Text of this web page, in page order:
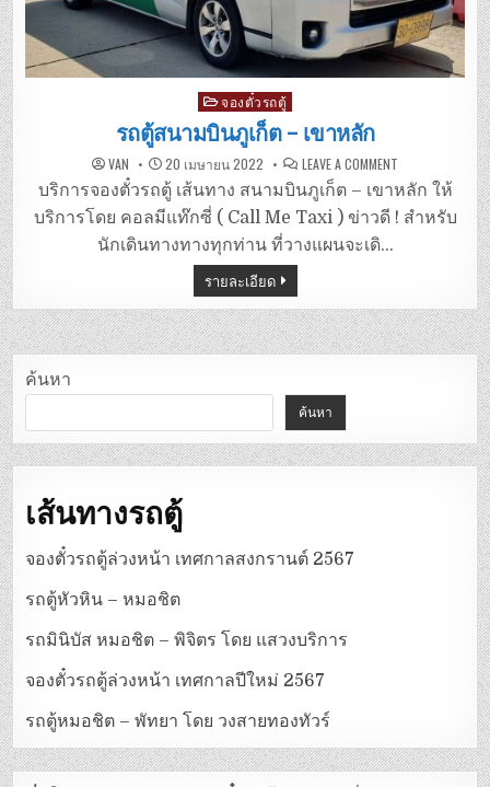
Posted
in
จองตั๋วรถตู้
รถตู้สนามบินภูเก็ต – เขาหลัก
VAN 20 เมษายน 2022 LEAVE A COMMENT
ตู้
สนาม
บิน
ภูเก็ต
บริการจองตั๋วรถตู้ เส้นทาง สนามบินภูเก็ต – เขาหลัก ให้
บริการโดย คอลมีแท๊กซี่ ( Call Me Taxi ) ข่าวดี ! สำหรับ
นักเดินทางทางทุกท่าน ที่วางแผนจะเดิ…
รายละเอียด
ค้นหา
ค้นหา
เส้นทางรถตู้
จองตั๋วรถตู้ล่วงหน้า เทศกาลสงกรานต์ 2567
รถตู้หัวหิน – หมอชิต
รถมินิบัส หมอชิต – พิจิตร โดย แสวงบริการ
จองตั๋วรถตู้ล่วงหน้า เทศกาลปีใหม่ 2567
รถตู้หมอชิต – พัทยา โดย วงสายทองทัวร์